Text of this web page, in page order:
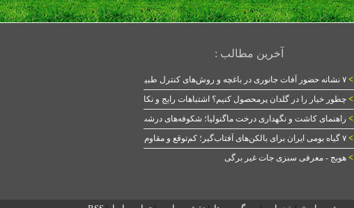
آخرین مطالب :
> ۷ نشانه حضور آفات جانوری در باغچه و روش‌های کنترل طبیعی
> چطور خیار را در گلدان پرمحصول کنیم؟ اشتباهات رایج و نکات طلایی
> راهنمای کاشت و نگهداری درخت ماگنولیا؛ شکوفه‌های درشت در بهار
> ۷ گیاه بومی ایران برای بالکن‌های آفتاب‌گیر؛ کم‌توقع و مقاوم
> هویج - معرفی سبزی جات غیر برگی